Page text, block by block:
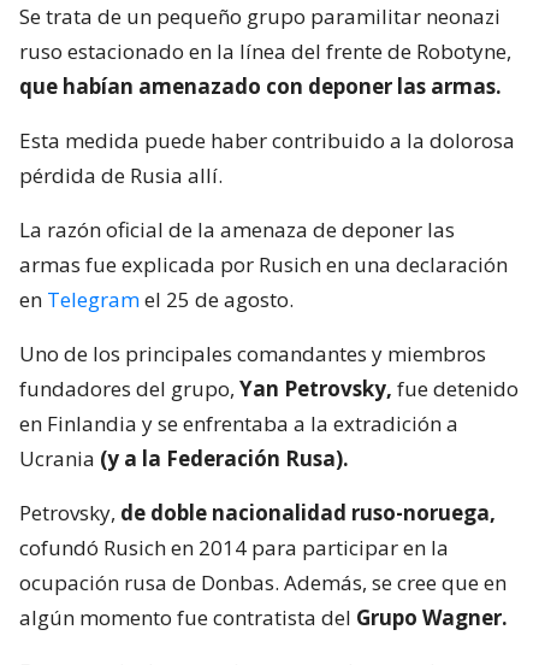
Se trata de un pequeño grupo paramilitar neonazi
ruso estacionado en la línea del frente de Robotyne,
que habían amenazado con deponer las armas.
Esta medida puede haber contribuido a la dolorosa
pérdida de Rusia allí.
La razón oficial de la amenaza de deponer las
armas fue explicada por Rusich en una declaración
en Telegramel 25 de agosto.
Uno de los principales comandantes y miembros
fundadores del grupo, Yan Petrovsky, fue detenido
en Finlandia y se enfrentaba a la extradición a
Ucrania (y a la Federación Rusa).
Petrovsky, de doble nacionalidad ruso-noruega,
cofundó Rusich en 2014 para participar en la
ocupación rusa de Donbas. Además, se cree que en
algún momento fue contratista del Grupo Wagner.